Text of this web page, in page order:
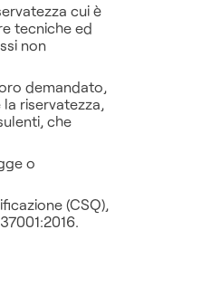
cui è
tecniche ed
non
demandato,
riservatezza,
che
o
(CSQ),